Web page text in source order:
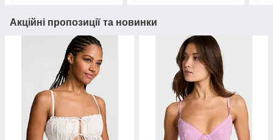
Акційні пропозиції та новинки